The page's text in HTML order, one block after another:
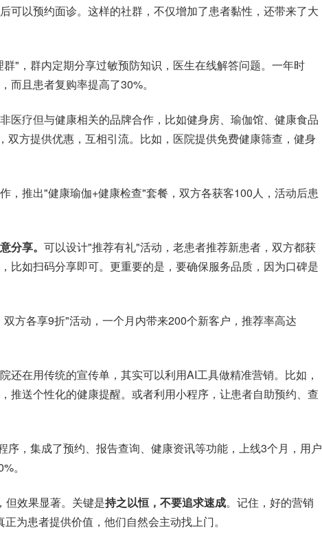
可以预约面诊。这样的社群，不仅增加了患者黏性，还带来了大
，群内定期分享过敏预防知识，医生在线解答问题。一年时
而且患者复购率提高了30%。
医疗但与健康相关的品牌合作，比如健身房、瑜伽馆、健康食品
双方提供优惠，互相引流。比如，医院提供免费健康筛查，健身
推出"健康瑜伽+健康检查"套餐，双方各获客100人，活动后患
分享。 可以设计"推荐有礼"活动，老患者推荐新患者，双方都获
比如扫码分享即可。更重要的是，要确保服务品质，因为口碑是
各享9折"活动，一个月内带来200个新客户，推荐率高达
还在用传统的宣传单，其实可以利用AI工具做精准营销。比如，
推送个性化的健康提醒。或者利用小程序，让患者自助预约、查
，集成了预约、报告查询、健康资讯等功能，上线3个月，用户
。
效果显著。关键是持之以恒，不要追求速成。记住，好的营销
为患者提供价值，他们自然会主动找上门。